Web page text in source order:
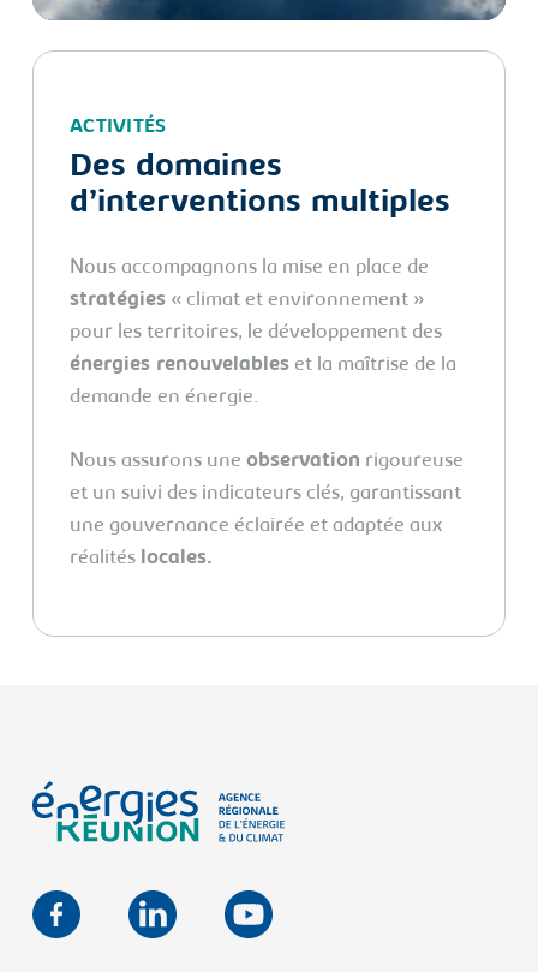
ACTIVITÉS
Des domaines
d’interventions multiples
Nous accompagnons la mise en place de
stratégies« climat et environnement »
pour les territoires, le développement des
énergies renouvelableset la maîtrise de la
demande en énergie.
Nous assurons une observation rigoureuse
et un suivi des indicateurs clés, garantissant
une gouvernance éclairée et adaptée aux
réalités locales.